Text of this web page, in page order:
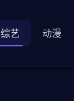
综艺 动漫